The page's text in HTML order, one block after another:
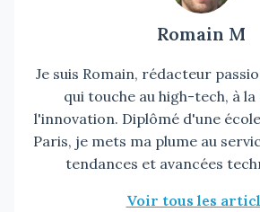
Romain M
Je suis Romain, rédacteur
qui touche au high-tech, à
l'innovation. Diplômé d'une
Paris, je mets ma plume au
tendances et avancées
Voir tous les